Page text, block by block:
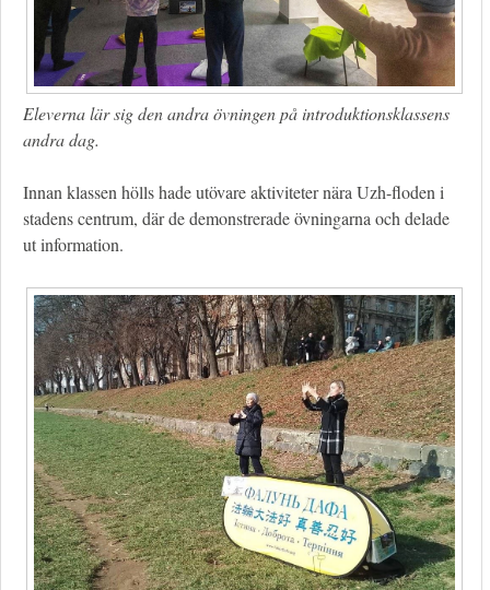
Eleverna lär sig den andra övningen på introduktionsklassens
andra dag.
Innan klassen hölls hade utövare aktiviteter nära Uzh-floden i
stadens centrum, där de demonstrerade övningarna och delade
ut information.